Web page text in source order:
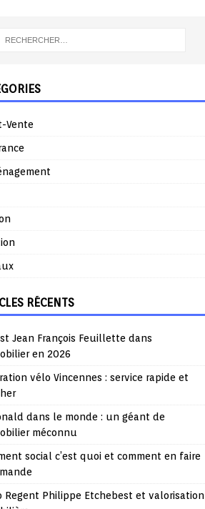
Vente
RÉCENTS
Jean François Feuillette dans
en 2026
vélo Vincennes : service rapide et
dans le monde : un géant de
méconnu
social c’est quoi et comment en faire
Regent Philippe Etchebest et valorisation